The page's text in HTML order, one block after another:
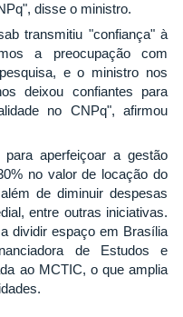
disse o ministro.
transmitiu "confiança" à
a preocupação com
e o ministro nos
deixou confiantes para
no CNPq", afirmou
aperfeiçoar a gestão
no valor de locação do
de diminuir despesas
entre outras iniciativas.
dividir espaço em Brasília
de Estudos e
ao MCTIC, o que amplia